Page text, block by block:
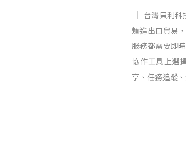
台灣貝利科
類進出口貿易
服務都需要即
協作工具上選
享、任務追蹤